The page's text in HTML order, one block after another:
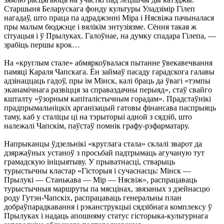
Старшыня Беларускага фонду культуры Уладзімір Гілеп
нагадаў, што праца па адраджэнні Міра і Нясвіжа пачыналася
пры малым бюджэце і вялікім энтузіязме. Сёння такая ж
сітуацыя і ў Прылуках. Галоўнае, на думку спадара Гілепа, —
зрабіць першы крок…
На «круглым стале» абмяркоўвалася пытанне ўвекавечвання
памяці Караля Чапскага. Ён займаў пасаду гарадскога галавы
адзінаццаць гадоў, пры ім Мінск, калі браць да ўвагі «тэмпы
эканамічнага развіцця за справаздачны перыяд», стаў свайго
кшталту «ўзорным капіталістычным горадам». Прадстаўнікі
прадпрымальніцкіх арганізацый гатовы фінансава паспрыяць
таму, каб у сталіцы ці на тэрыторыі адной з сядзіб, што
належалі Чапскім, паўстаў помнік графу-рэфарматару.
Напрыканцы ўдзельнікі «круглага стала» склалі зварот да
дзяржаўных устаноў з просьбай падтрымаць агучаную тут
грамадскую ініцыятыву. У прыватнасці, стварыць
турыстычны кластар «Гісторыя і сучаснасць: Мінск —
Прылукі — Станькава — Мір — Нясвіж», распрацаваць
турыстычныя маршруты па мясцінах, звязаных з дзейнасцю
роду Гутэн-Чапскіх, распрацаваць генеральны план
добраўпарадкавання і рэканструкцыі сядзібнага комплексу ў
Прылуках і надаць апошняму статус гісторыка-культурнага